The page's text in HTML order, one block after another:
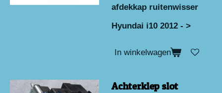
afdekkap ruitenwisser
Hyundai i10 2012 - >
In winkelwagen
Achterklep slot